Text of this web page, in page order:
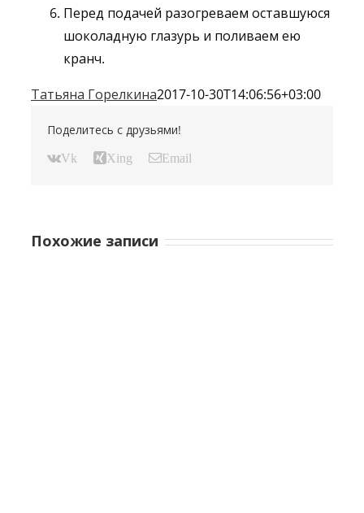
Перед подачей разогреваем оставшуюся
шоколадную глазурь и поливаем ею
кранч.
Татьяна Горелкина2017-10-30T14:06:56+03:00
Поделитесь с друзьями!
Vk Xing Email
Похожие записи